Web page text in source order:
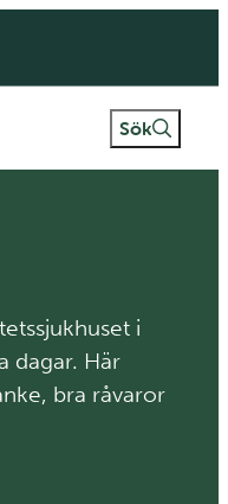
Sök
Fritextsök
i
dagar. Här
bra råvaror